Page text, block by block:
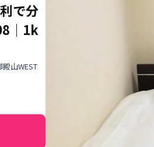
で分
｜ 1k
山WEST